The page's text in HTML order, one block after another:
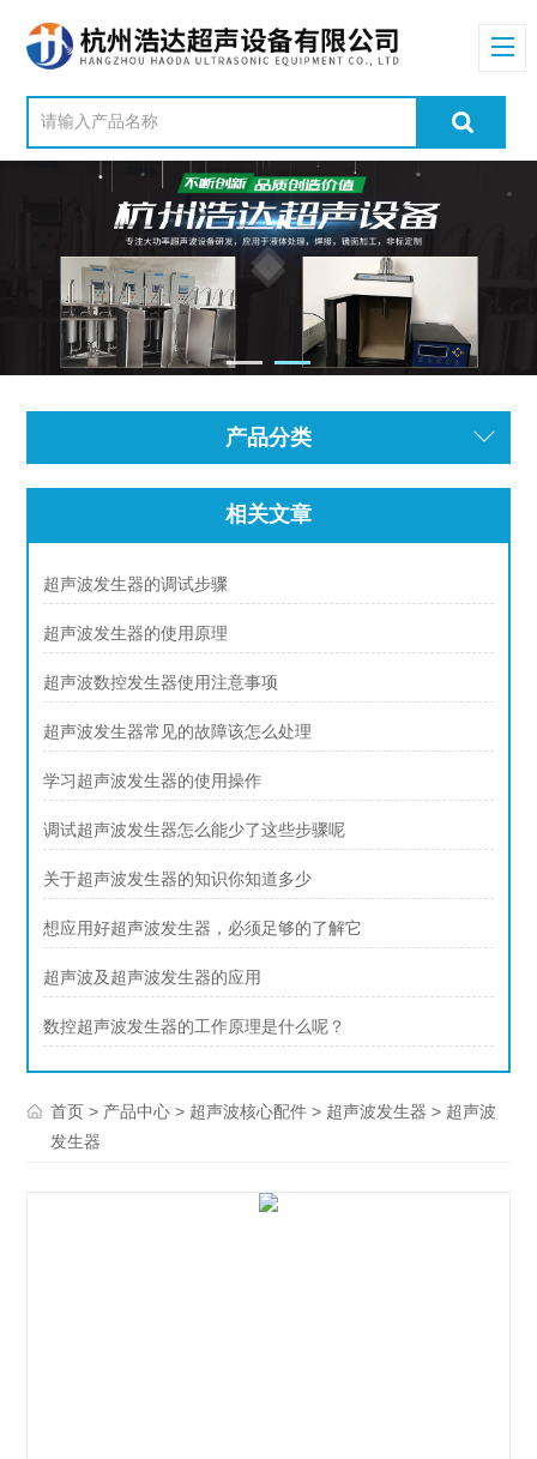
产品分类
相关文章
超声波发生器的调试步骤
超声波发生器的使用原理
超声波数控发生器使用注意事项
超声波发生器常见的故障该怎么处理
学习超声波发生器的使用操作
调试超声波发生器怎么能少了这些步骤呢
关于超声波发生器的知识你知道多少
想应用好超声波发生器，必须足够的了解它
超声波及超声波发生器的应用
数控超声波发生器的工作原理是什么呢？
首页 > 产品中心 > 超声波核心配件 > 超声波发生器 > 超声波
发生器